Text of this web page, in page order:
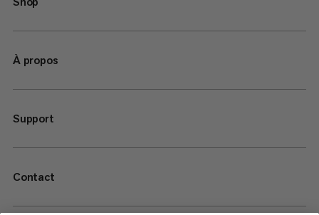
À propos
Support
Contact